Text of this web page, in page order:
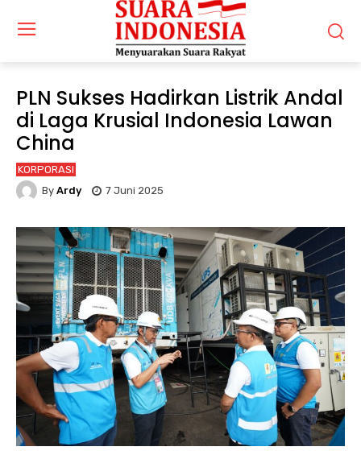
PLN Sukses Hadirkan Listrik Andal
di Laga Krusial Indonesia Lawan
China
KORPORASI
By Ardy 7 Juni 2025